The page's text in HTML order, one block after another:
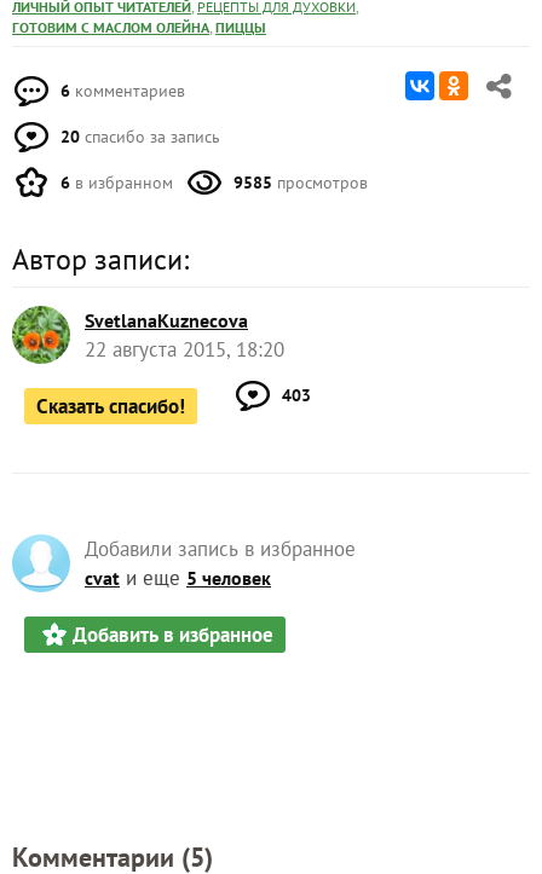
ЛИЧНЫЙ ОПЫТ ЧИТАТЕЛЕЙ, РЕЦЕПТЫ ДЛЯ ДУХОВКИ,
ГОТОВИМ С МАСЛОМ ОЛЕЙНА, ПИЦЦЫ
6 комментариев
20 спасибо за запись
6 в избранном 9585 просмотров
Автор записи:
SvetlanaKuznecova
22 августа 2015, 18:20
Сказать спасибо! 403
Добавили запись в избранное
cvat и еще 5 человек
Добавить в избранное
Комментарии (5)